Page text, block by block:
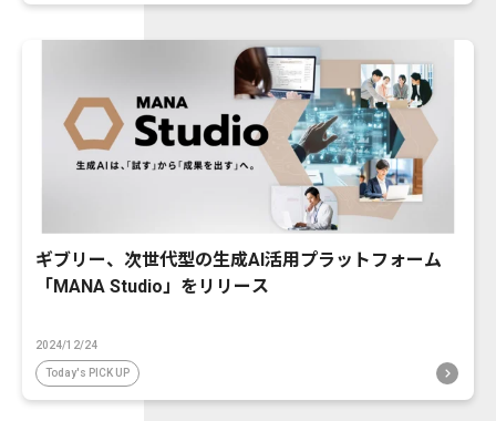
ギブリー、次世代型の生成AI活用プラットフォーム
「MANA Studio」をリリース
2024/12/24
Today's PICK UP